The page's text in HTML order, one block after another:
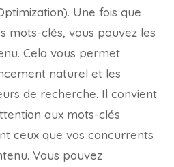
Une fois que
mots-clés, vous pouvez les
Cela vous permet
naturel et les
de recherche. Il convient
aux mots-clés
ceux que vos concurrents
Vous pouvez